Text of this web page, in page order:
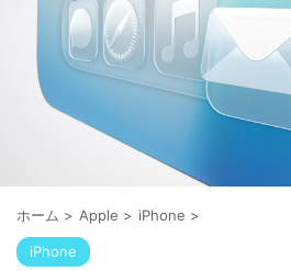
ホーム > Apple > iPhone >
iPhone